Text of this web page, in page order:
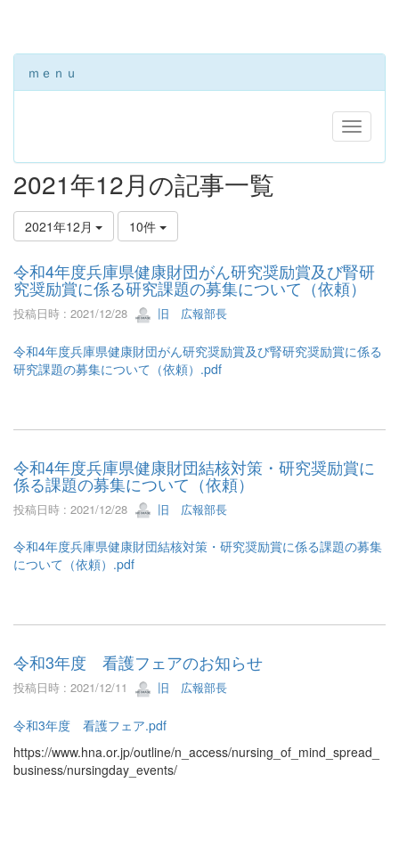
ｍｅｎｕ
2021年12月の記事一覧
2021年12月 10件
令和4年度兵庫県健康財団がん研究奨励賞及び腎研
究奨励賞に係る研究課題の募集について（依頼）
投稿日時 : 2021/12/28 旧 広報部長
令和4年度兵庫県健康財団がん研究奨励賞及び腎研究奨励賞に係る
研究課題の募集について（依頼）.pdf
令和4年度兵庫県健康財団結核対策・研究奨励賞に
係る課題の募集について（依頼）
投稿日時 : 2021/12/28 旧 広報部長
令和4年度兵庫県健康財団結核対策・研究奨励賞に係る課題の募集
について（依頼）.pdf
令和3年度 看護フェアのお知らせ
投稿日時 : 2021/12/11 旧 広報部長
令和3年度 看護フェア.pdf
https://www.hna.or.jp/outline/n_access/nursing_of_mind_spread_
business/nursingday_events/